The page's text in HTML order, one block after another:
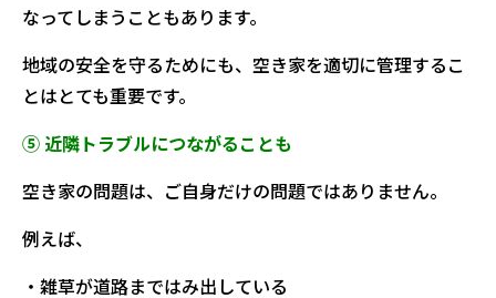
なってしまうこともあります。
地域の安全を守るためにも、空き家を適切に管理するこ
とはとても重要です。
⑤ 近隣トラブルにつながることも
空き家の問題は、ご自身だけの問題ではありません。
例えば、
・雑草が道路まではみ出している